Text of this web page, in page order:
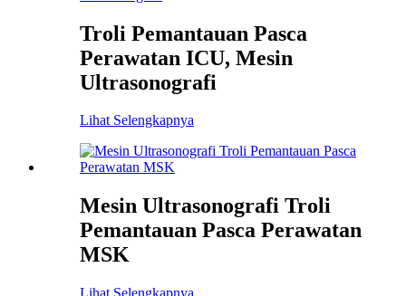
Troli Pemantauan Pasca
Perawatan ICU, Mesin
Ultrasonografi
Lihat Selengkapnya
Mesin Ultrasonografi Troli
Pemantauan Pasca Perawatan
MSK